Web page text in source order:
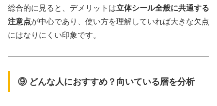
総合的に見ると、デメリットは立体シール全般に共通する
注意点が中心であり、使い方を理解していれば大きな欠点
にはなりにくい印象です。
⑨ どんな人におすすめ？向いている層を分析